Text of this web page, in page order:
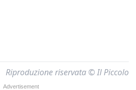
Riproduzione riservata © Il Piccolo